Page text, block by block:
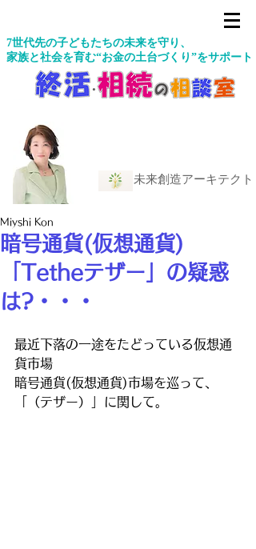
7世代先の子どもたちの未来を守り、
家族と社会を育む“お金の土台づくり”をサポート
未来創造アーキテクト
暗号通貨(仮想通貨)
「Tetheテザー」の疑惑
は?・・・
Miyshi Kon
最近下落の一途をたどっている仮想通
貨市場
暗号通貨(仮想通貨)市場を巡って、
「（テザー）」に関して。